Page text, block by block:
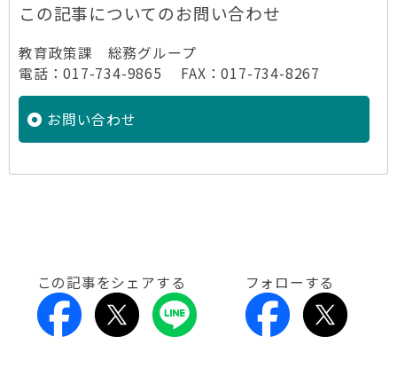
この記事についてのお問い合わせ
教育政策課 総務グループ
電話：017-734-9865 FAX：017-734-8267
お問い合わせ
この記事をシェアする フォローする